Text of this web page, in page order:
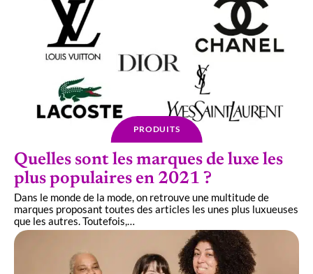
PRODUITS
Quelles sont les marques de luxe les
plus populaires en 2021 ?
Dans le monde de la mode, on retrouve une multitude de
marques proposant toutes des articles les unes plus luxueuses
que les autres. Toutefois,…